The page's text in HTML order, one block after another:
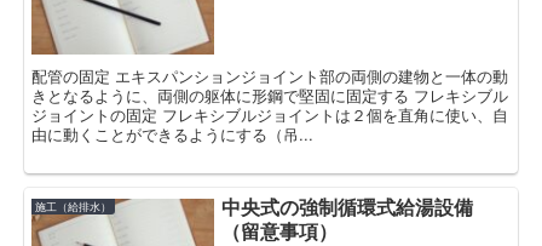
配管の固定 エキスパンションジョイント部の両側の建物と一体の動
きとなるように、両側の躯体に形鋼で堅固に固定する フレキシブル
ジョイントの固定 フレキシブルジョイントは２個を直角に使い、自
由に動くことができるようにする（吊...
施工（給排水）
中央式の強制循環式給湯設備
（留意事項）